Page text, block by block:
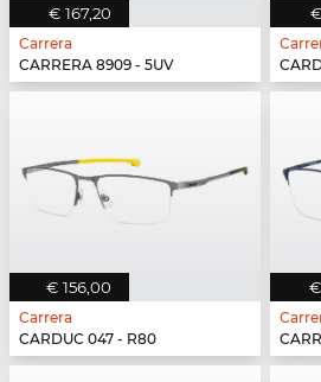
€ 167,20
Carrera
CARRERA 8909 - 5UV
€ 156,00
Carrera
CARDUC 047 - R80
€